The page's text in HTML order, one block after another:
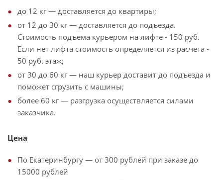
до 12 кг — доставляется до квартиры;
от 12 до 30 кг — доставляется до подъезда.
Стоимость подъема курьером на лифте - 150 руб.
Если нет лифта стоимость определяется из расчета -
50 руб. этаж;
от 30 до 60 кг — наш курьер доставит до подъезда и
поможет сгрузить с машины;
более 60 кг — разгрузка осуществляется силами
заказчика.
Цена
По Екатеринбургу — от 300 рублей при заказе до
15000 рублей